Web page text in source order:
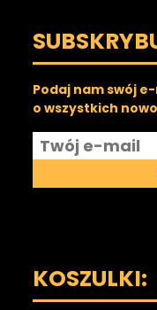
Podaj nam swój
o wszystkich
KOSZULKI: